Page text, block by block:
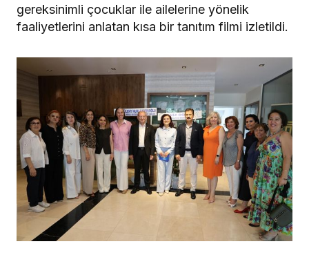
gereksinimli çocuklar ile ailelerine yönelik
faaliyetlerini anlatan kısa bir tanıtım filmi izletildi.